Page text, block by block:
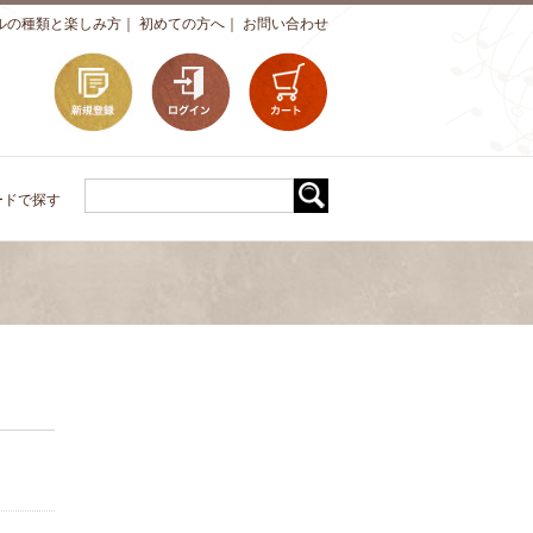
お問い合わせ
初めての方へ
の種類と楽しみ方
ドで探す